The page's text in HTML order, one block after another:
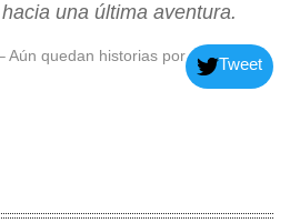
una última aventura.
Aún quedan historias por
Tweet